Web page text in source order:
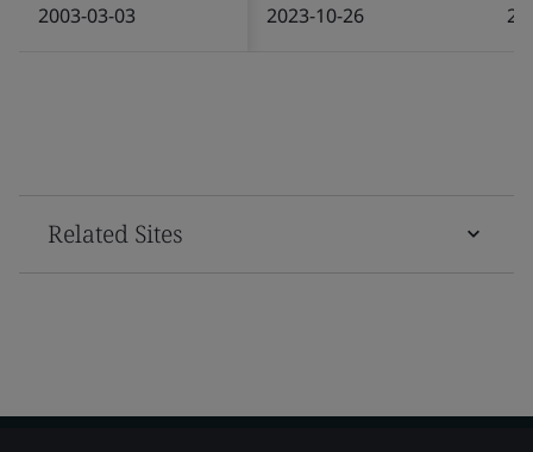
2003-03-03 2023-10-26
Related Sites